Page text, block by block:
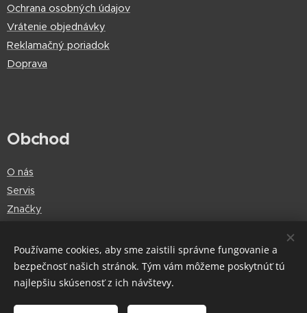
Ochrana osobných údajov
Vrátenie objednávky
Reklamačný poriadok
Doprava
Obchod
O nás
Servis
Značky
Cookies
Používame cookies, aby sme zaistili správne fungovanie a
bezpečnosť našich stránok. Tým vám môžeme poskytnúť tú
najlepšiu skúsenosť z ich návštevy.